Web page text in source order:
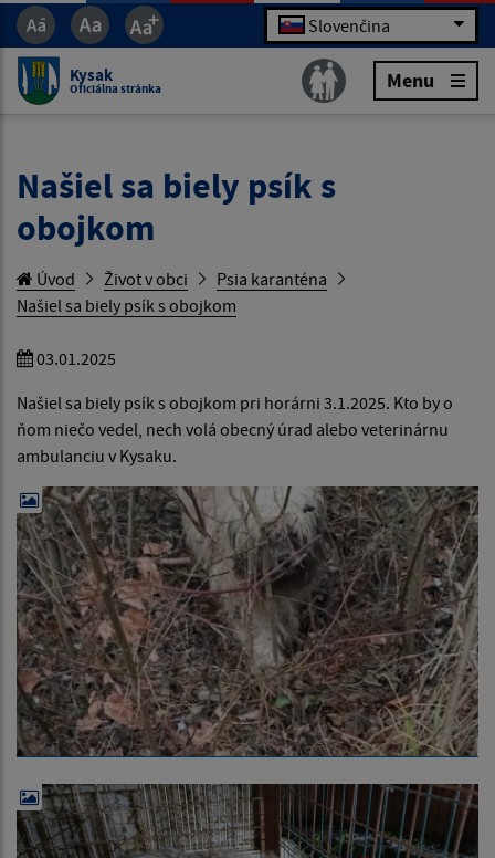
Slovenčina
Kysak
Oficiálna stránka Menu
Našiel sa biely psík s
obojkom
Úvod Život v obci
Psia karanténa
Našiel sa biely psík s obojkom
03.01.2025
Našiel sa biely psík s obojkom pri horárni 3.1.2025. Kto by o
ňom niečo vedel, nech volá obecný úrad alebo veterinárnu
ambulanciu v Kysaku.